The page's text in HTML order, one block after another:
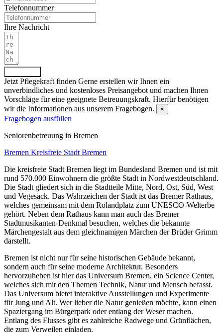
Telefonnummer
Ihre Nachricht
Jetzt Pflegekraft finden Gerne erstellen wir Ihnen ein
unverbindliches und kostenloses Preisangebot und machen Ihnen
Vorschläge für eine geeignete Betreuungskraft. Hierfür benötigen
wir die Informationen aus unserem Fragebogen.
×
Fragebogen ausfüllen
Senioren­betreuung in Bremen
Bremen Kreisfreie Stadt Bremen
Die kreisfreie Stadt Bremen liegt im Bundesland Bremen und ist mit
rund 570.000 Einwohnern die größte Stadt in Nordwestdeutschland.
Die Stadt gliedert sich in die Stadtteile Mitte, Nord, Ost, Süd, West
und Vegesack. Das Wahrzeichen der Stadt ist das Bremer Rathaus,
welches gemeinsam mit dem Rolandplatz zum UNESCO-Welterbe
gehört. Neben dem Rathaus kann man auch das Bremer
Stadtmusikanten-Denkmal besuchen, welches die bekannte
Märchengestalt aus dem gleichnamigen Märchen der Brüder Grimm
darstellt.
Bremen ist nicht nur für seine historischen Gebäude bekannt,
sondern auch für seine moderne Architektur. Besonders
hervorzuheben ist hier das Universum Bremen, ein Science Center,
welches sich mit den Themen Technik, Natur und Mensch befasst.
Das Universum bietet interaktive Ausstellungen und Experimente
für Jung und Alt. Wer lieber die Natur genießen möchte, kann einen
Spaziergang im Bürgerpark oder entlang der Weser machen.
Entlang des Flusses gibt es zahlreiche Radwege und Grünflächen,
die zum Verweilen einladen.